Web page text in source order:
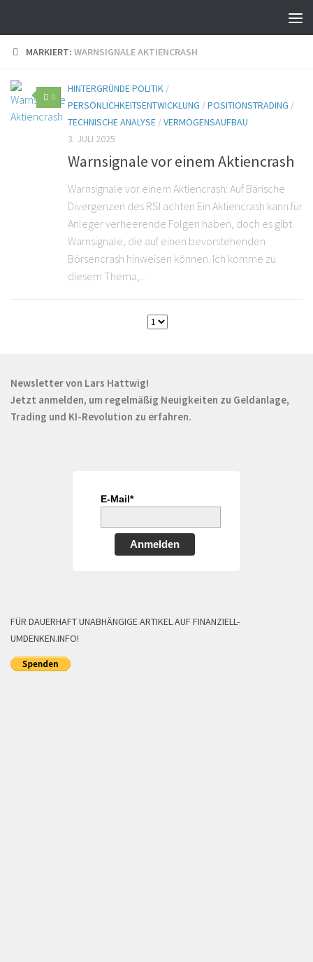
MARKIERT: WARNSIGNALE AKTIENCRASH
0
HINTERGRÜNDE POLITIK /
PERSÖNLICHKEITSENTWICKLUNG /POSITIONSTRADING /
TECHNISCHE ANALYSE /VERMÖGENSAUFBAU
3. JULI 2025
Warnsignale vor einem Aktiencrash
Warnsignale vor einem Aktiencrash: Auf Bärische
Divergenzen des RSI achten Ein Aktiencrash kann für
Anleger verheerende Folgen haben, doch es gibt
Warnsignale, die auf einen bevorstehenden
Börsencrash hinweisen können. Ich komme zu
diesem Thema,...
Newsletter von Lars Hattwig!
Jetzt anmelden, um regelmäßig Neuigkeiten zu Geldanlage,
Trading und KI-Revolution zu erfahren.
E-Mail*
Anmelden
FÜR DAUERHAFT UNABHÄNGIGE ARTIKEL AUF FINANZIELL-
UMDENKEN.INFO!